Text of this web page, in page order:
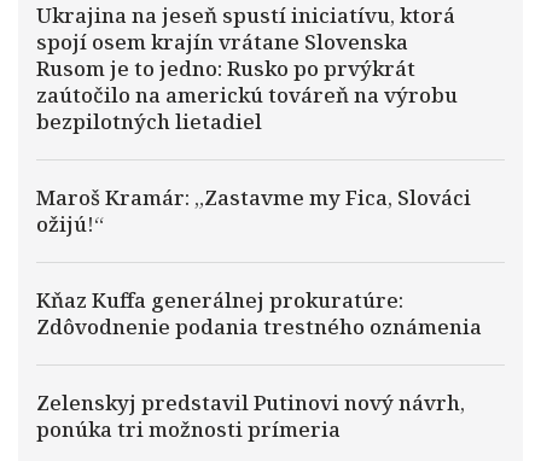
Ukrajina na jeseň spustí iniciatívu, ktorá
spojí osem krajín vrátane Slovenska
Rusom je to jedno: Rusko po prvýkrát
zaútočilo na americkú továreň na výrobu
bezpilotných lietadiel
Maroš Kramár: „Zastavme my Fica, Slováci
ožijú!“
Kňaz Kuffa generálnej prokuratúre:
Zdôvodnenie podania trestného oznámenia
Zelenskyj predstavil Putinovi nový návrh,
ponúka tri možnosti prímeria